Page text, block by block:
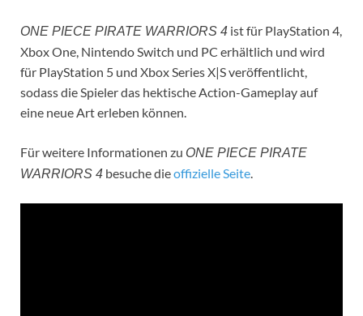
ONE PIECE PIRATE WARRIORS 4 ist für PlayStation 4,
Xbox One, Nintendo Switch und PC erhältlich und wird
für PlayStation 5 und Xbox Series X|S veröffentlicht,
sodass die Spieler das hektische Action-Gameplay auf
eine neue Art erleben können.
Für weitere Informationen zu ONE PIECE PIRATE
WARRIORS 4 besuche dieoffizielle Seite.